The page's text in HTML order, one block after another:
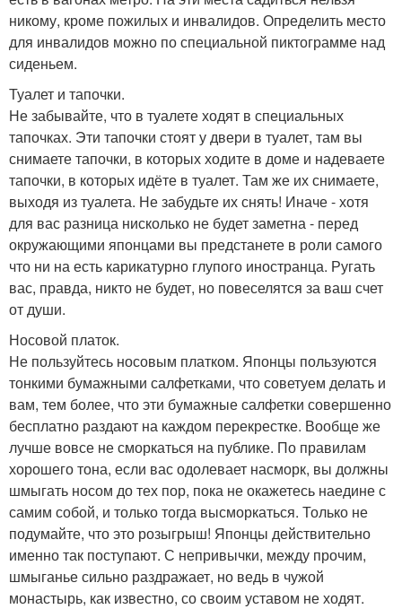
никому, кроме пожилых и инвалидов. Определить место
для инвалидов можно по специальной пиктограмме над
сиденьем.
Туалет и тапочки.
Не забывайте, что в туалете ходят в специальных
тапочках. Эти тапочки стоят у двери в туалет, там вы
снимаете тапочки, в которых ходите в доме и надеваете
тапочки, в которых идёте в туалет. Там же их снимаете,
выходя из туалета. Не забудьте их снять! Иначе - хотя
для вас разница нисколько не будет заметна - перед
окружающими японцами вы предстанете в роли самого
что ни на есть карикатурно глупого иностранца. Ругать
вас, правда, никто не будет, но повеселятся за ваш счет
от души.
Носовой платок.
Не пользуйтесь носовым платком. Японцы пользуются
тонкими бумажными салфетками, что советуем делать и
вам, тем более, что эти бумажные салфетки совершенно
бесплатно раздают на каждом перекрестке. Вообще же
лучше вовсе не сморкаться на публике. По правилам
хорошего тона, если вас одолевает насморк, вы должны
шмыгать носом до тех пор, пока не окажетесь наедине с
самим собой, и только тогда высморкаться. Только не
подумайте, что это розыгрыш! Японцы действительно
именно так поступают. С непривычки, между прочим,
шмыганье сильно раздражает, но ведь в чужой
монастырь, как известно, со своим уставом не ходят.